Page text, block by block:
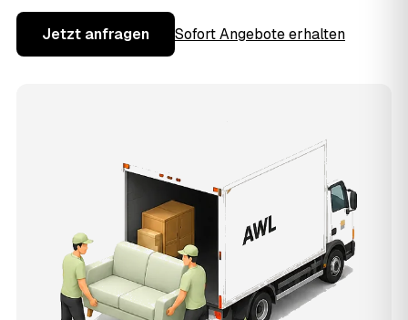
Jetzt anfragen Sofort Angebote erhalten